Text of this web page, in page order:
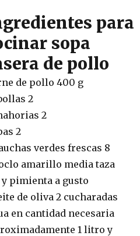
para
sopa
de pollo
de pollo 400 g
2
2
2
verdes frescas 8
amarillo media taza
y pimienta a gusto
de oliva 2 cucharadas
en cantidad necesaria
1 litro y